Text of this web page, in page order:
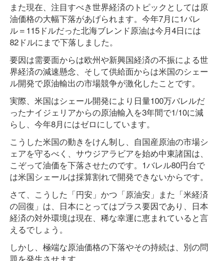
また現在、注目すべき世界経済のトピックとしては原
油価格の大幅下落があげられます。今年7月に1バレ
ル＝115ドルだった北海ブレンド原油は今月4日には
82ドルにまで下落しました。
要因は需要面からは欧州や新興国経済の不振による世
界経済の減速懸念、そして供給面からは米国のシェー
ル開発で原油輸出の市場競争が激化したことです。
実際、米国はシェール開発により日量100万バレルだ
ったナイジェリアからの原油輸入を3年間で1/10に減
らし、今年8月にはゼロにしています。
こうした米国の動きをけん制し、自国産原油の市場シ
ェアを守るべく、サウジアラビアを始め中東諸国は、
こぞって油価を下落させたのです。1バレル80円台で
は米国シェールは採算割れで開発できないからです。
さて、こうした「円安」かつ「原油安」また「米経済
の回復」は、日本にとってはプラス要因であり、日本
経済の対外環境は現在、稀な幸運に恵まれていると言
えるでしょう。
しかし、極端な原油価格の下落やその持続は、別の問
題を発生させます。